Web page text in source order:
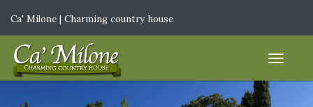
Ca' Milone | Charming country house